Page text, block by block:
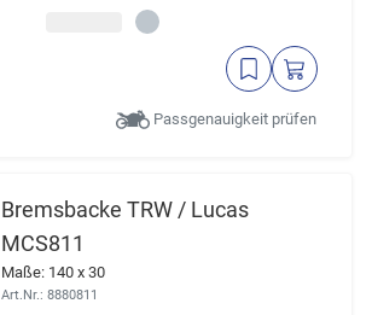
Passgenauigkeit prüfen
Bremsbacke TRW / Lucas
MCS811
Maße: 140 x 30
Art.Nr.: 8880811